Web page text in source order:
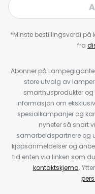
*Minste bestillingsverdi på
fra
Abonner på
store utvalg av
smarthusprodukter
informasjon om
spesialkampanjer og
nyheter så snart
samarbeidspartnere og
kjøpsanmeldelser og
tid enten via linken som
kontaktskjema.